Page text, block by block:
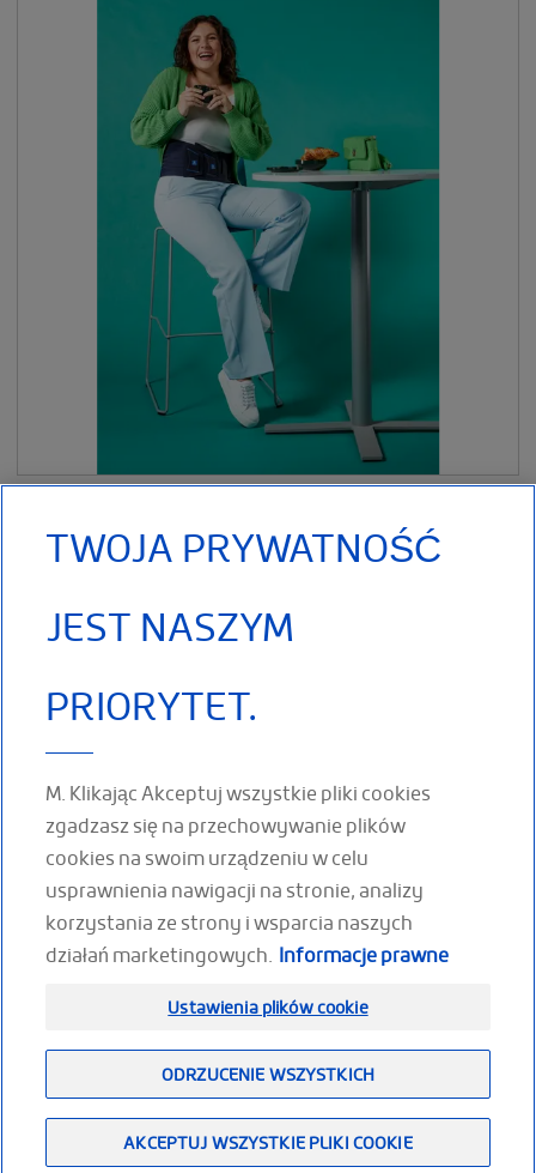
dolnej części pleców, wspierając
Stronicowanie
strona
Previous
… Strona
3
Bieżąca
4 Strona
ŚLEDŹ NAS W SIECIACH
SPOŁECZNOŚCIOWYCH
FacebookYoutubeLinkedIn
Footer
Przestrzeń dla partnerów
Plan witryny
Informacje prawne
Dołącz do nas
Kontakt z naszą firmą
thuasne.com
TWOJA PRYWATNOŚĆ
JEST NASZYM
PRIORYTET.
M. Klikając Akceptuj wszystkie pliki cookies
zgadzasz się na przechowywanie plików
cookies na swoim urządzeniu w celu
usprawnienia nawigacji na stronie, analizy
korzystania ze strony i wsparcia naszych
działań marketingowych. Informacje prawne
Ustawienia plików cookie
ODRZUCENIE WSZYSTKICH
AKCEPTUJ WSZYSTKIE PLIKI COOKIE